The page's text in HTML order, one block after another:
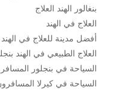
بنغالور الهند العلاج
العلاج في الهند
أفضل مدينة للعلاج في الهند
العلاج الطبيعي في الهند
السياحة في بنجلور
السياحة في كيرلا